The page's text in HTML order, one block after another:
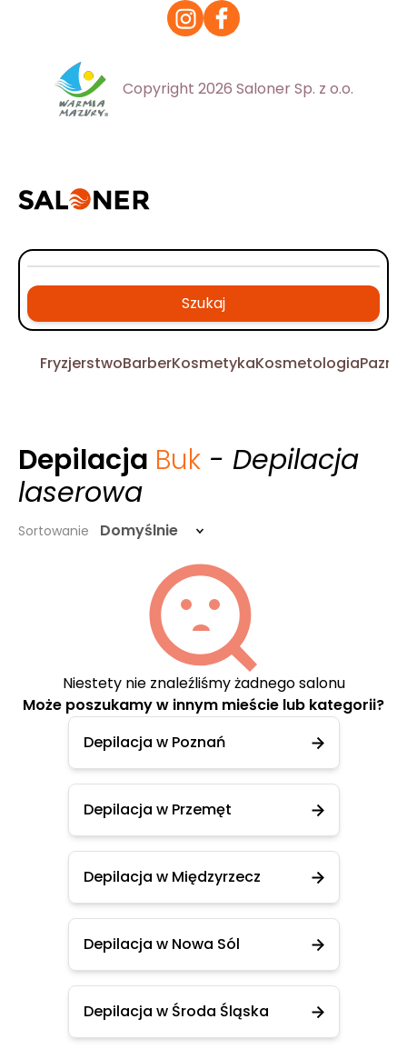
Copyright 2026 Saloner Sp. z o.o.
Szukaj
FryzjerstwoBarberKosmetykaKosmetologia
Depilacja Buk - Depilacja
laserowa
Sortowanie Domyślnie
Niestety nie znaleźliśmy żadnego salonu
Może poszukamy w innym mieście lub kategorii?
Depilacja w Poznań
Depilacja w Przemęt
Depilacja w Międzyrzecz
Depilacja w Nowa Sól
Depilacja w Środa Śląska